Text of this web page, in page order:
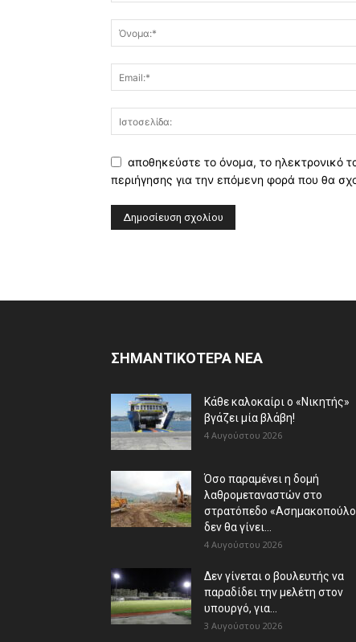
αποθηκεύστε το όνομα, το ηλεκτρονικό
περιήγησης για την επόμενη φορά που θα
ΣΗΜΑΝΤΙΚΟΤΕΡΑ ΝΕΑ
Κάθε καλοκαίρι ο «Νικητής»
βγάζει μία βλάβη!
4 Αυγούστου 2026
Όσο παραμένει η δομή
λαθρομεταναστών στο
στρατόπεδο
δεν θα γίνει...
4 Αυγούστου 2026
Δεν γίνεται ο βουλευτής να
παραδίδει την μελέτη στον
υπουργό, για...
3 Αυγούστου 2026